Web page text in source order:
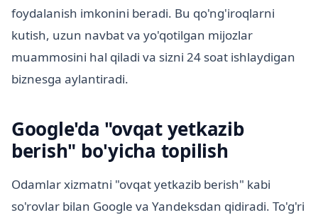
foydalanish imkonini beradi. Bu qo'ng'iroqlarni
kutish, uzun navbat va yo'qotilgan mijozlar
muammosini hal qiladi va sizni 24 soat ishlaydigan
biznesga aylantiradi.
Google'da "ovqat yetkazib
berish" bo'yicha topilish
Odamlar xizmatni "ovqat yetkazib berish" kabi
so'rovlar bilan Google va Yandeksdan qidiradi. To'g'ri